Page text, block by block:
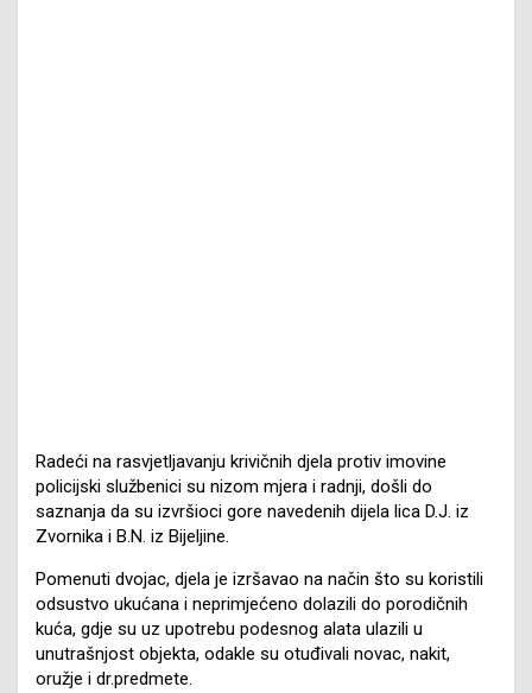
Radeći na rasvjetljavanju krivičnih djela protiv imovine
policijski službenici su nizom mjera i radnji, došli do
saznanja da su izvršioci gore navedenih dijela lica D.J. iz
Zvornika i B.N. iz Bijeljine.
Pomenuti dvojac, djela je izršavao na način što su koristili
odsustvo ukućana i neprimjećeno dolazili do porodičnih
kuća, gdje su uz upotrebu podesnog alata ulazili u
unutrašnjost objekta, odakle su otuđivali novac, nakit,
oružje i dr.predmete.